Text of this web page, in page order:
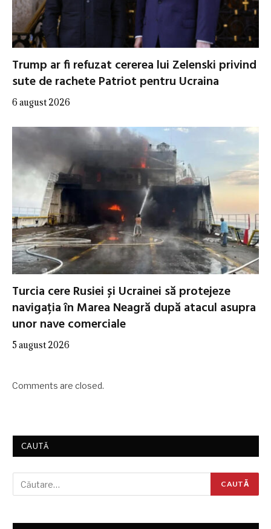
Trump ar fi refuzat cererea lui Zelenski privind
sute de rachete Patriot pentru Ucraina
6 august 2026
Turcia cere Rusiei și Ucrainei să protejeze
navigația în Marea Neagră după atacul asupra
unor nave comerciale
5 august 2026
Comments are closed.
CAUTĂ